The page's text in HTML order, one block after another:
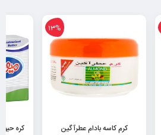
13%
کرم کاسه بادام عطرآگین